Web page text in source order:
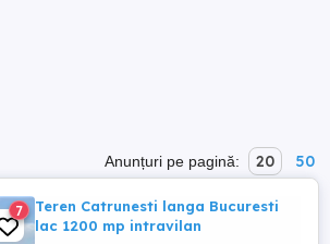
Anunțuri pe pagină: 20 50
7
Teren Catrunesti langa Bucuresti
lac 1200 mp intravilan